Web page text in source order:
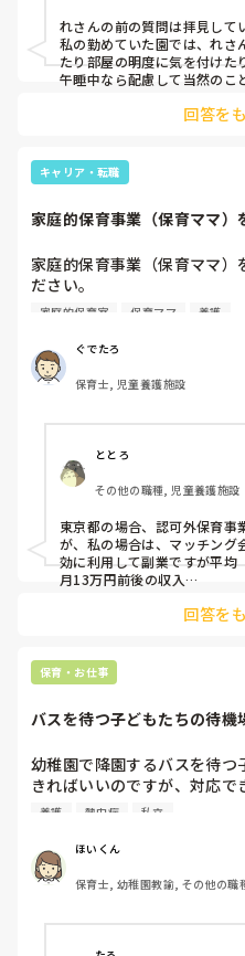
わたしは常識だとおもってい
何度注意してもなおらないか
寝かしつけの途中で大きな
所作もいちいち大きいため
これはそういう特性を持つ方
もし他の園では午睡中も普
おしえてください
れさんの前の質問は拝見して
私の勤めていた園では、れさ
たり部屋の明度に気を付けた
午睡中なら配慮して当然のこ
どれだけ注意しても変わら
それでもダメなら上の人に話
せんね。
ムが狂って可哀想なので😢
回答を
キャリア・転職
家庭的保育事業（保育ママ
家庭的保育事業（保育ママ）
ださい。
私は保育園で3年、児童養護
・市区町村によると思います
るか
・実際にやってみてのメリ
・保育内容の自由度
※ご夫婦でやっている方がい
についてのメリットデメリ
※国の制度ではない形(個人事
いれば、資金面をどう補っ
幅広い質問になってしまい
家庭的保育室 保育ママ 養護
ぐでたろ
保育士, 児童養護施設
ととろ
その他の職種, 児童養護施設
東京都の場合、認可外保育事
が、私の場合は、マッチング
効に利用して副業ですが平均
月13万円前後の収入
とユーザー様は無料でサー
回答を
保育・お仕事
バスを待つ子どもたちの待機
幼稚園で降園するバスを待つ
きればいいのですが、対応
は言え、気温３５℃・湿度
これでは適切な保育と感じま
みなさんはどう感じますか？
また、子どもの健康を守る
養護 熱中症 私立
ほいくん
保育士, 幼稚園教諭, その他の職